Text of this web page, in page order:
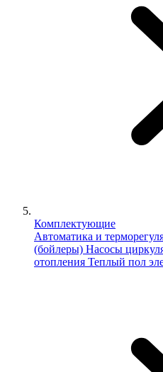
Комплектующие
Автоматика и
(бойлеры) Насосы
отопления Теплый пол